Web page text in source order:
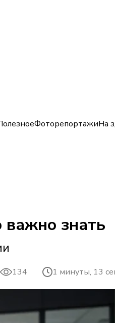
ФоторепортажиНа
знать
134 1 минуты, 13